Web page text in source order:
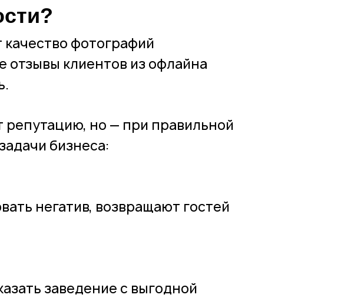
фотографий
отзывы клиентов из офлайна
но — при правильной
бизнеса:
негатив, возвращают гостей
заведение с выгодной